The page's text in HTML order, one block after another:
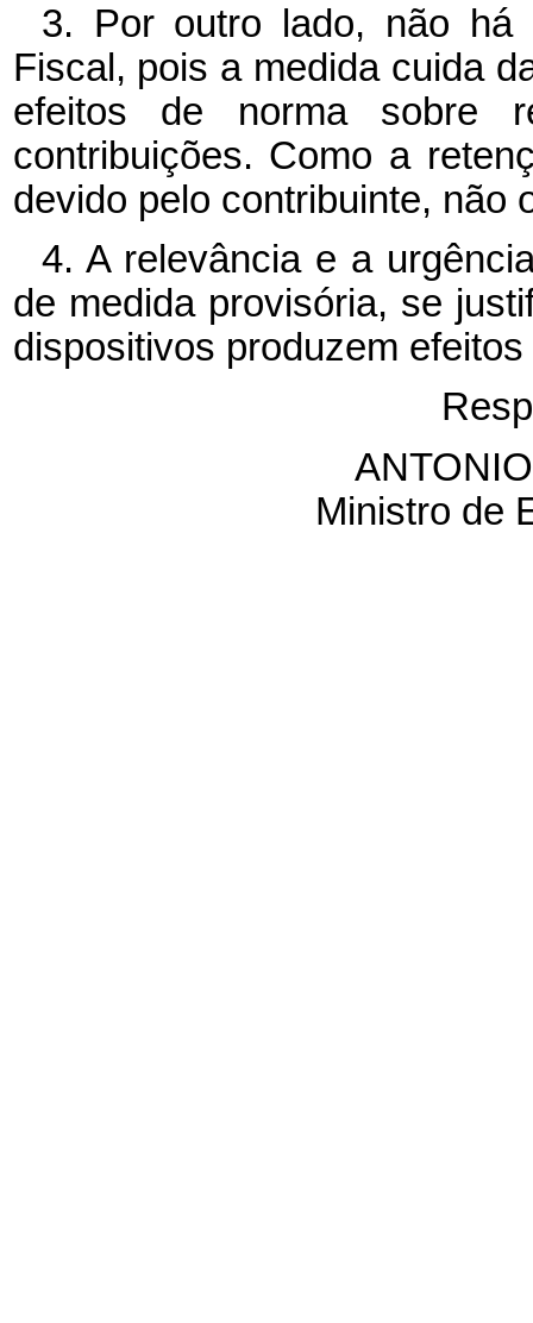
3. Por outro lado, não há
Fiscal, pois a medida cuida
efeitos de norma sobre
contribuições. Como a
devido pelo contribuinte, não
4. A relevância e a
de medida provisória, se
dispositivos produzem
Ministro de